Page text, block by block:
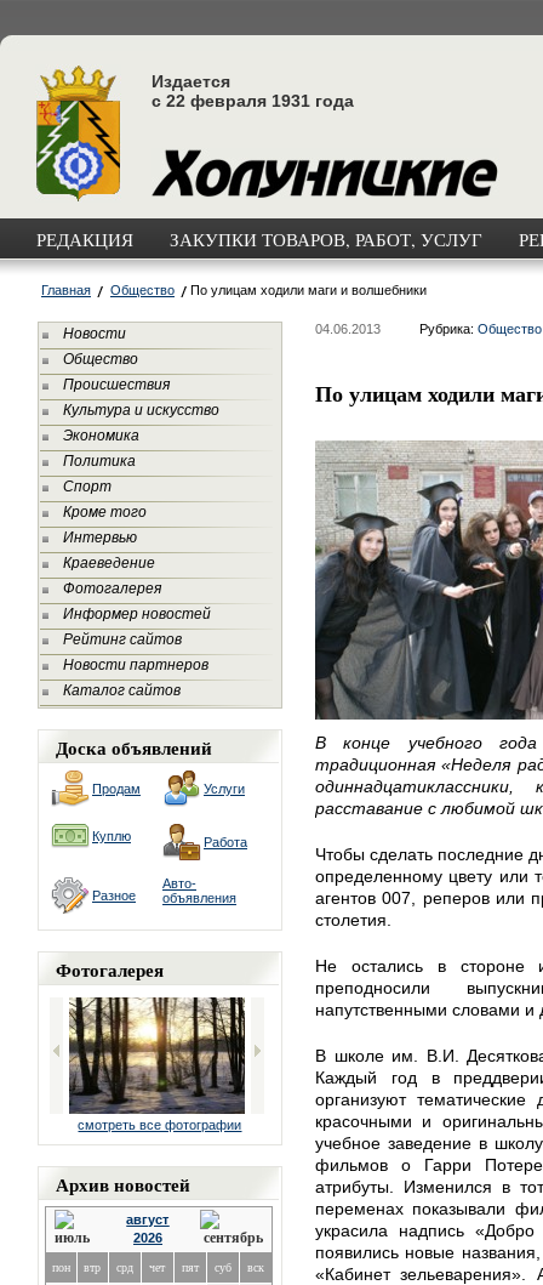
Издается
с 22 февраля 1931 года
РЕДАКЦИЯ ЗАКУПКИ ТОВАРОВ, РАБОТ, УСЛУГ
Главная Общество По улицам ходили маги и волшебники
Новости
Общество
Происшествия
Культура и искусство
Экономика
Политика
Спорт
Кроме того
Интервью
Краеведение
Фотогалерея
Информер новостей
Рейтинг сайтов
Новости партнеров
Каталог сайтов
Доска объявлений
Продам Услуги
Куплю Работа
Разное
Авто-
объявления
Фотогалерея
смотреть все фотографии
Архив новостей
август
2026
пон втр срд чет пят суб вск
04.06.2013 Рубрика: Общество
По улицам ходили
В конце учебного
традиционная «Неделя
расставание с любимой
Чтобы сделать последние
определенному цвету или
агентов 007, реперов или
столетия.
Не остались в стороне
преподносили
напутственными словами
В школе им. В.И.
Каждый год в
организуют
красочными и
учебное заведение в
фильмов о Гарри
атрибуты. Изменился в
переменах показывали
украсила надпись
появились новые
«Кабинет